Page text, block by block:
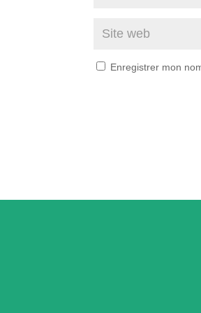
Enregistrer mon